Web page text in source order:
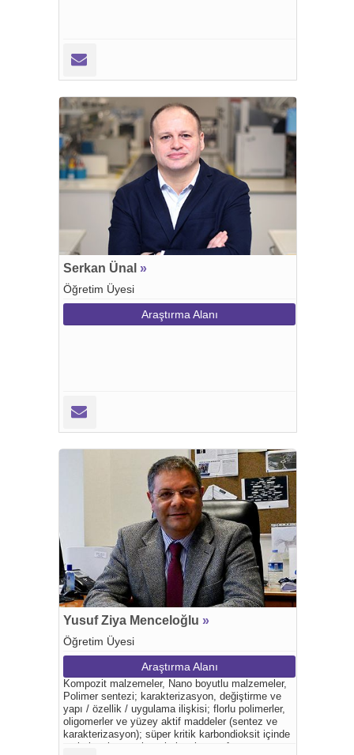
Serkan Ünal »
Öğretim Üyesi
Araştırma Alanı
Yusuf Ziya Menceloğlu »
Öğretim Üyesi
Araştırma Alanı
Kompozit malzemeler, Nano boyutlu malzemeler,
Polimer sentezi; karakterizasyon, değiştirme ve
yapı / özellik / uygulama ilişkisi; florlu polimerler,
oligomerler ve yüzey aktif maddeler (sentez ve
karakterizasyon); süper kritik karbondioksit içinde
reaksiyonlar ve ekstraksiyonlar; performans